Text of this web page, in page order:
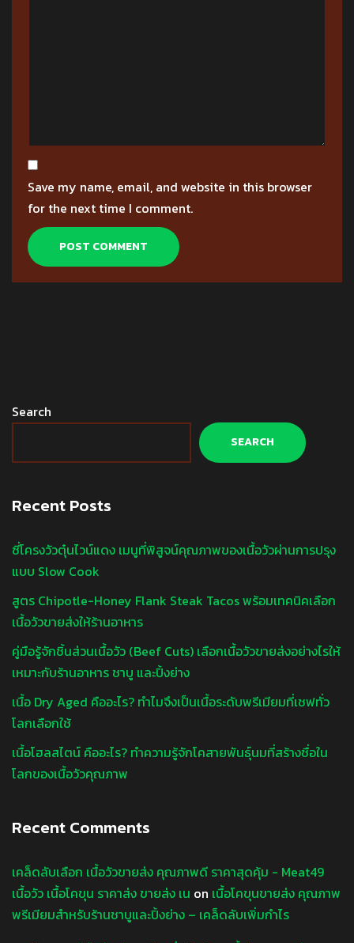
Save my name, email, and website in this browser
for the next time I comment.
Search
SEARCH
Recent Posts
ซี่โครงวัวตุ๋นไวน์แดง เมนูที่พิสูจน์คุณภาพของเนื้อวัวผ่านการปรุง
แบบ Slow Cook
สูตร Chipotle-Honey Flank Steak Tacos พร้อมเทคนิคเลือก
เนื้อวัวขายส่งให้ร้านอาหาร
คู่มือรู้จักชิ้นส่วนเนื้อวัว (Beef Cuts) เลือกเนื้อวัวขายส่งอย่างไรให้
เหมาะกับร้านอาหาร ชาบู และปิ้งย่าง
เนื้อ Dry Aged คืออะไร? ทำไมจึงเป็นเนื้อระดับพรีเมียมที่เชฟทั่ว
โลกเลือกใช้
เนื้อโฮลสไตน์ คืออะไร? ทำความรู้จักโคสายพันธุ์นมที่สร้างชื่อใน
โลกของเนื้อวัวคุณภาพ
Recent Comments
เคล็ดลับเลือก เนื้อวัวขายส่ง คุณภาพดี ราคาสุดคุ้ม - Meat49
เนื้อวัว เนื้อโคขุน ราคาส่ง ขายส่ง เน on เนื้อโคขุนขายส่ง คุณภาพ
พรีเมียมสำหรับร้านชาบูและปิ้งย่าง – เคล็ดลับเพิ่มกำไร